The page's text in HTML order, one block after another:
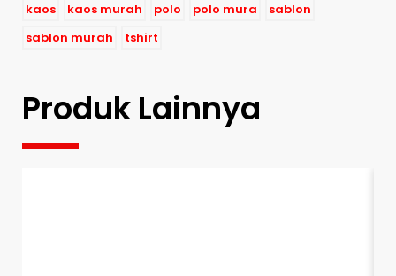
kaos kaos murah polo polo mura
sablon
sablon murah
tshirt
Produk Lainnya